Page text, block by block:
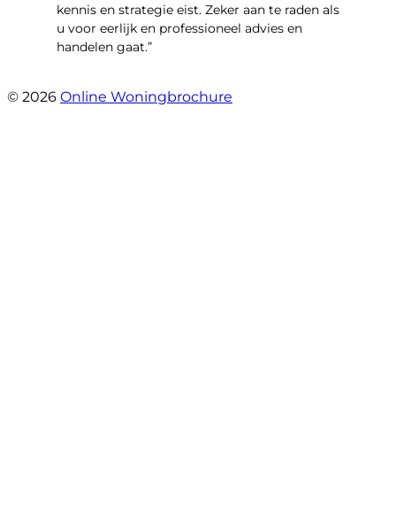
kennis en strategie eist. Zeker aan te raden als
u voor eerlijk en professioneel advies en
handelen gaat.”
© 2026 Online Woningbrochure